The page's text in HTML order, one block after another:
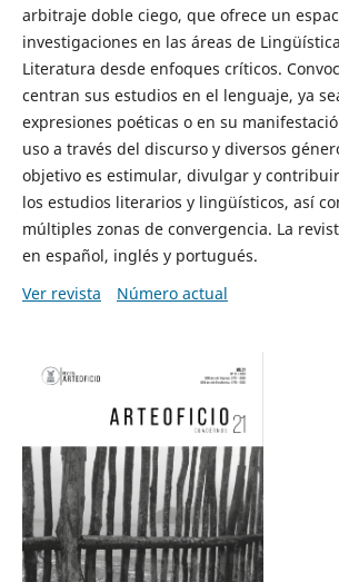
arbitraje doble ciego, que ofrece un
investigaciones en las áreas de
Literatura desde enfoques críticos.
centran sus estudios en el lenguaje, ya
expresiones poéticas o en su
uso a través del discurso y diversos
objetivo es estimular, divulgar y
los estudios literarios y lingüísticos, así
múltiples zonas de convergencia. La
en español, inglés y portugués.
Ver revista
Número actual